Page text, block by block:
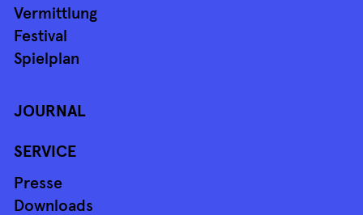
Vermittlung
Festival
Spielplan
JOURNAL
SERVICE
Presse
Downloads